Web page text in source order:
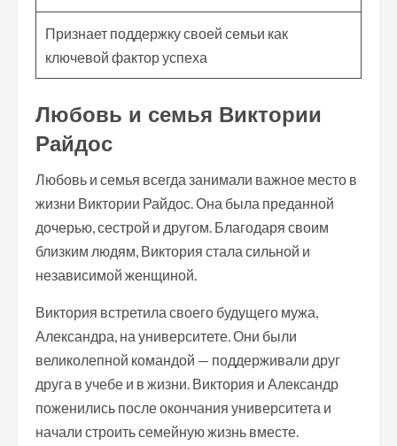
Признает поддержку своей семьи как
ключевой фактор успеха
Любовь и семья Виктории
Райдос
Любовь и семья всегда занимали важное место в
жизни Виктории Райдос. Она была преданной
дочерью, сестрой и другом. Благодаря своим
близким людям, Виктория стала сильной и
независимой женщиной.
Виктория встретила своего будущего мужа,
Александра, на университете. Они были
великолепной командой — поддерживали друг
друга в учебе и в жизни. Виктория и Александр
поженились после окончания университета и
начали строить семейную жизнь вместе.